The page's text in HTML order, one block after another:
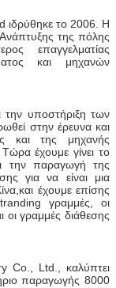
ιδρύθηκε το 2006. Η
Ανάπτυξης της πόλης
επαγγελματίας
και μηχανών
την υποστήριξη των
στην έρευνα και
και της μηχανής
έχουμε γίνει το
την παραγωγή της
για να είναι μια
έχουμε επίσης
γραμμές, οι
γραμμές διάθεσης
Co., Ltd., καλύπτει
παραγωγής 8000